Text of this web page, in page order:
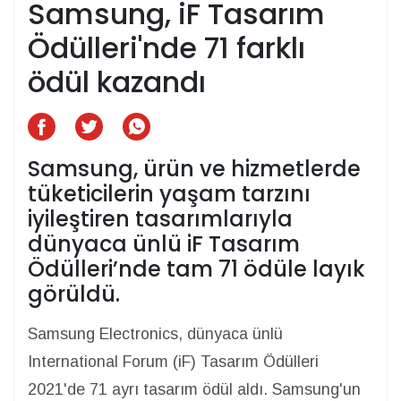
Samsung, iF Tasarım
Ödülleri'nde 71 farklı
ödül kazandı
Samsung, ürün ve hizmetlerde
tüketicilerin yaşam tarzını
iyileştiren tasarımlarıyla
dünyaca ünlü iF Tasarım
Ödülleri’nde tam 71 ödüle layık
görüldü.
Samsung Electronics, dünyaca ünlü
International Forum (iF) Tasarım Ödülleri
2021'de 71 ayrı tasarım ödül aldı. Samsung'un